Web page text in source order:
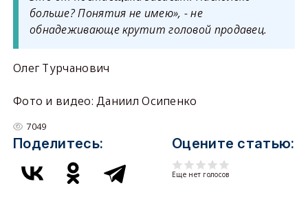
больше? Понятия не имею», - не
обнадеживающе крутит головой продавец.
Олег Турчанович
Фото и видео: Даниил Осипенко
7049
Поделитесь: Оцените статью:
Еще нет голосов